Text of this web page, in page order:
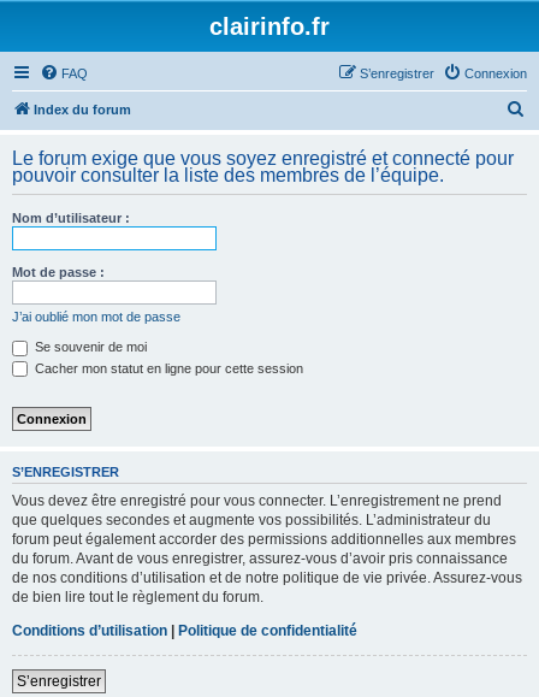
clairinfo.fr
FAQ Connexion
S’enregistrer
Index du forum
h
Le forum exige que vous soyez enregistré et connecté pour
pouvoir consulter la liste des membres de l’équipe.
Nom d’utilisateur :
Mot de passe :
J’ai oublié mon mot de passe
Se souvenir de moi
Cacher mon statut en ligne pour cette session
S’ENREGISTRER
Vous devez être enregistré pour vous connecter. L’enregistrement ne prend
que quelques secondes et augmente vos possibilités. L’administrateur du
forum peut également accorder des permissions additionnelles aux membres
du forum. Avant de vous enregistrer, assurez-vous d’avoir pris connaissance
de nos conditions d’utilisation et de notre politique de vie privée. Assurez-vous
de bien lire tout le règlement du forum.
Conditions d’utilisation | Politique de confidentialité
S’enregistrer